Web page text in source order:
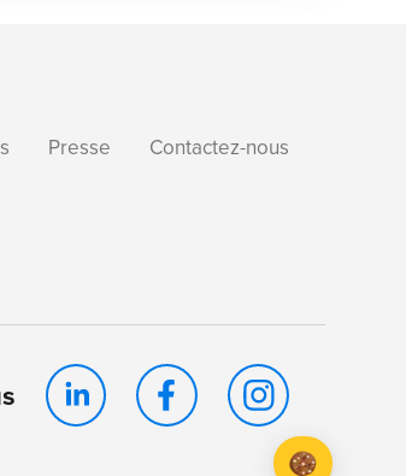
Presse Contactez-nous
Gestion du Consentement :